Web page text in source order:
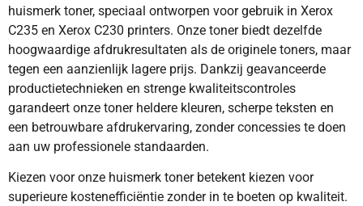
huismerk toner, speciaal ontworpen voor gebruik in Xerox
C235 en Xerox C230 printers. Onze toner biedt dezelfde
hoogwaardige afdrukresultaten als de originele toners, maar
tegen een aanzienlijk lagere prijs. Dankzij geavanceerde
productietechnieken en strenge kwaliteitscontroles
garandeert onze toner heldere kleuren, scherpe teksten en
een betrouwbare afdrukervaring, zonder concessies te doen
aan uw professionele standaarden.
Kiezen voor onze huismerk toner betekent kiezen voor
superieure kostenefficiëntie zonder in te boeten op kwaliteit.